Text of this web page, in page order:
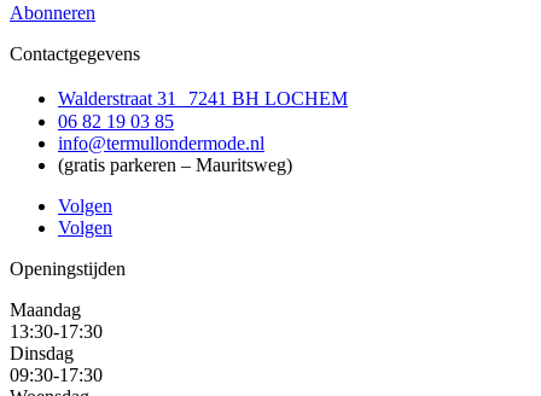
Abonneren
Contactgegevens
Walderstraat 31 7241 BH LOCHEM
06 82 19 03 85
info@termullondermode.nl
(gratis parkeren – Mauritsweg)
Volgen
Volgen
Openingstijden
Maandag
13:30-17:30
Dinsdag
09:30-17:30